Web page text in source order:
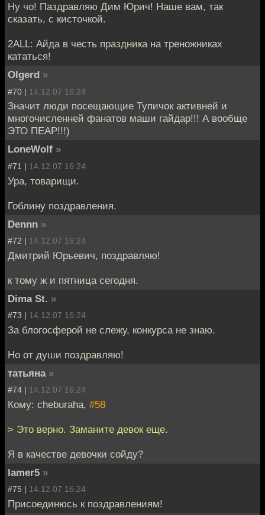
Ну чо! Паздравляю Дим Юрич! Наше вам, так
сказать, с кисточкой.
2ALL: Айда в честь праздника на треножниках
кататься!
Olgerd »
#70 | 14.12.07 16:24
Значит люди посещающие Тупичок активней и
многочисленней фанатов маши гайдар!!! А вообще
ЭТО ПЕАР!!!)
LoneWolf »
#71 | 14.12.07 16:24
Ура, товарищи.
Гоблину поздравления.
Dennn »
#72 | 14.12.07 16:24
Дмитрий Юрьевич, поздравляю!
к тому ж и пятница сегодня.
Dima St. »
#73 | 14.12.07 16:24
За блогосферой не слежу, конкурса не знаю.
Но от души поздравляю!
татьяна »
#74 | 14.12.07 16:24
Кому: cheburaha, #58
> Это верно. Заманите девок еще.
Я в качестве девочки сойду?
lamer5 »
#75 | 14.12.07 16:24
Присоединюсь к поздравлениям!